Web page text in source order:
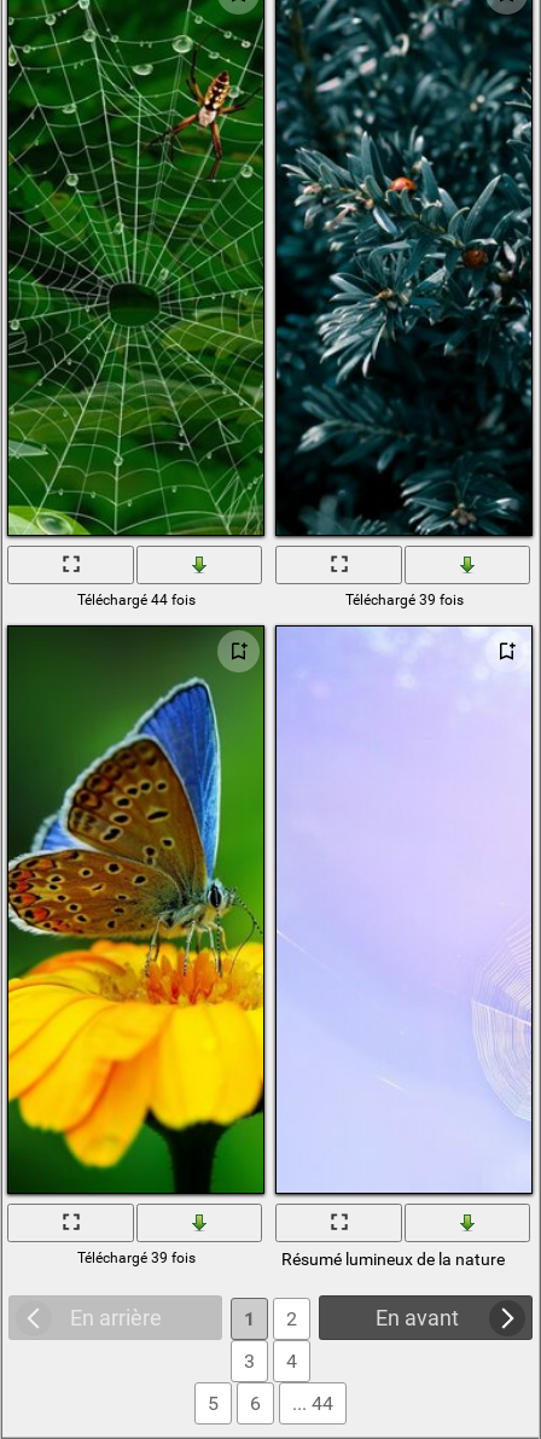
Téléchargé 44 fois Téléchargé 39 fois
Téléchargé 39 fois Résumé lumineux de la nature
En arrière En avant
1
2
3
4
5
6 ... 44